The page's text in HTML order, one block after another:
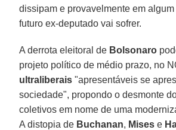
dissipam e provavelmente em
futuro ex-deputado vai sofrer.
A derrota eleitoral de Bolsonaro
projeto político de médio prazo, no
ultraliberais "apresentáveis se
sociedade", propondo o desmonte
coletivos em nome de uma
A distopia de Buchanan, Mises e